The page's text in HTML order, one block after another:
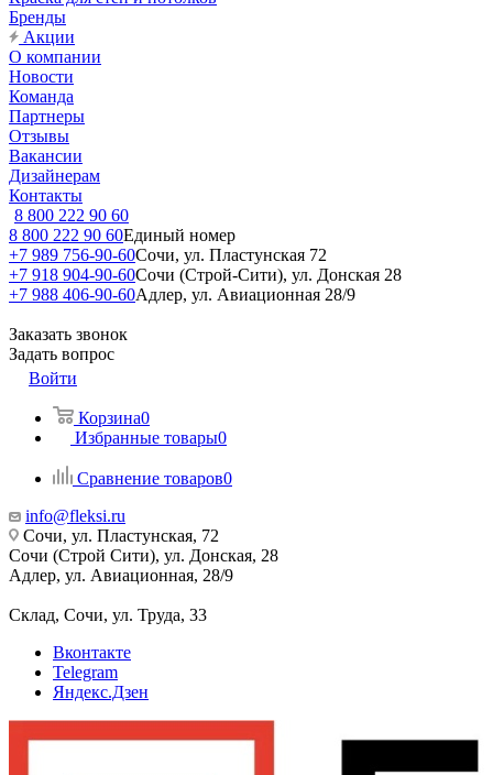
Бренды
Акции
О компании
Новости
Команда
Партнеры
Отзывы
Вакансии
Дизайнерам
Контакты
8 800 222 90 60
8 800 222 90 60Единый номер
+7 989 756-90-60Сочи, ул. Пластунская 72
+7 918 904-90-60Сочи (Строй-Сити), ул. Донская 28
+7 988 406-90-60Адлер, ул. Авиационная 28/9
Заказать звонок
Задать вопрос
Войти
Корзина0
Избранные товары0
Сравнение товаров0
info@fleksi.ru
Сочи, ул. Пластунская, 72
Сочи (Строй Сити), ул. Донская, 28
Адлер, ул. Авиационная, 28/9
Склад, Сочи, ул. Труда, 33
Вконтакте
Telegram
Яндекс.Дзен